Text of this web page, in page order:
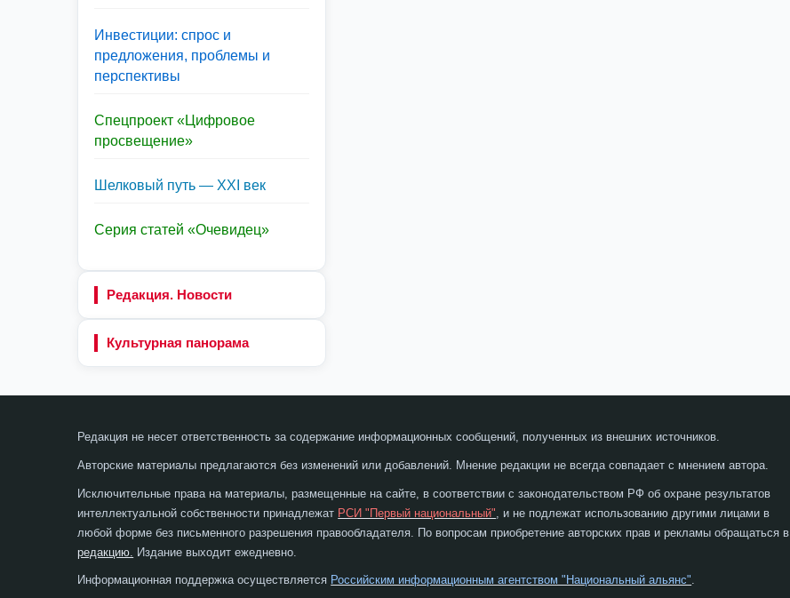
Инвестиции: спрос и
предложения, проблемы и
перспективы
Спецпроект «Цифровое
просвещение»
Шелковый путь — XXI век
Серия статей «Очевидец»
Редакция. Новости
Культурная панорама
Редакция не несет ответственность за содержание информационных сообщений, полученных из внешних источников.
Авторские материалы предлагаются без изменений или добавлений. Мнение редакции не всегда совпадает с мнением автора.
Исключительные права на материалы, размещенные на сайте, в соответствии с законодательством РФ об охране результатов
интеллектуальной собственности принадлежат РСИ "Первый национальный" , и не подлежат использованию другими лицами в
любой форме без письменного разрешения правообладателя. По вопросам приобретение авторских прав и рекламы обращаться в
редакцию. Издание выходит ежедневно.
Информационная поддержка осуществляется Российским информационным агентством "Национальный альянс".